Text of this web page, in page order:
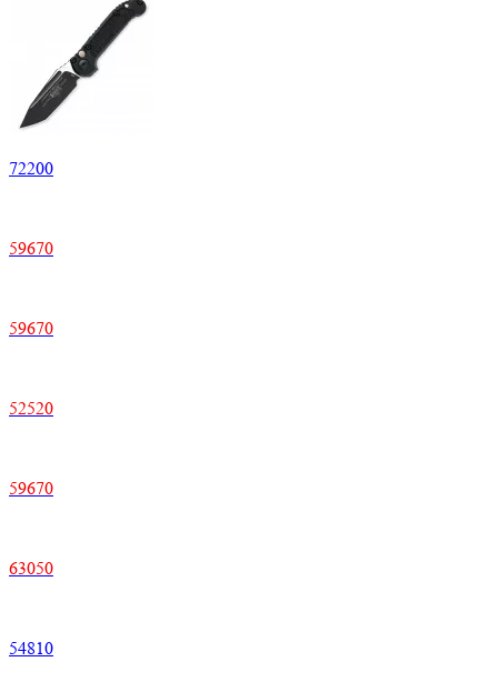
72200
59670
59670
52520
59670
63050
54810